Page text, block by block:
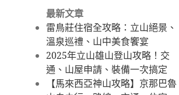
最新文章
雷鳥莊住宿全攻略：立山絕景、
溫泉巡禮、山中美食饗宴
2025年立山雄山登山攻略！交
通、山屋申請、裝備一次搞定
【馬來西亞神山攻略】京那巴魯